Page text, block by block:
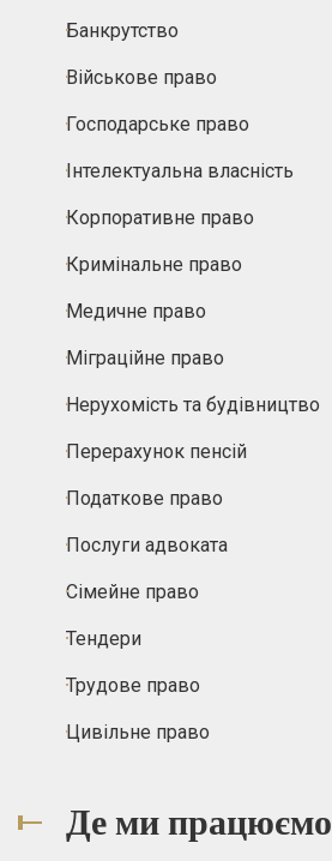
Банкрутство
Військове право
Господарське право
Інтелектуальна власність
Корпоративне право
Кримінальне право
Медичне право
Міграційне право
Нерухомість та будівництво
Перерахунок пенсій
Податкове право
Послуги адвоката
Сімейне право
Тендери
Трудове право
Цивільне право
Де ми працюємо